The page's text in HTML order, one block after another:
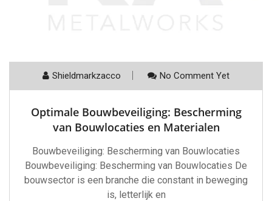
Shieldmarkzacco No Comment Yet
Optimale Bouwbeveiliging: Bescherming
van Bouwlocaties en Materialen
Bouwbeveiliging: Bescherming van Bouwlocaties
Bouwbeveiliging: Bescherming van Bouwlocaties De
bouwsector is een branche die constant in beweging
is, letterlijk en